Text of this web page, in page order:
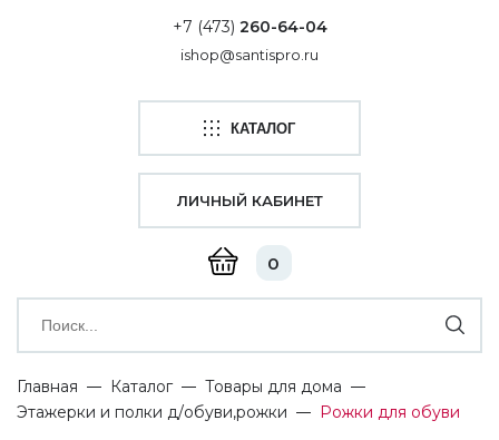
+7 (473) 260-64-04
ishop@santispro.ru
КАТАЛОГ
0
ЛИЧНЫЙ КАБИНЕТ
Главная Каталог
Товары для дома
Этажерки и полки д/обуви,рожки
Рожки для обуви